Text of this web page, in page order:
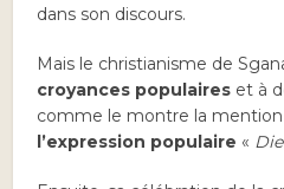
dans son discours.
Mais le christianisme de
croyances populaires et à
comme le montre la mention
l’expression populaire «